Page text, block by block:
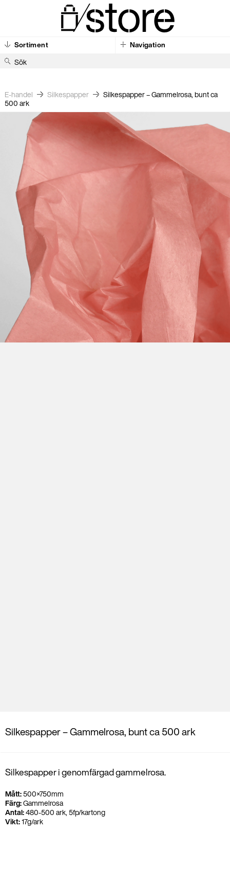
Sortiment Navigation
Sök
E-handel Silkes­papper
Silkespapper – Gammelrosa, bunt ca
500 ark
Silkespapper – Gammelrosa, bunt ca 500 ark
Silkespapper i genomfärgad gammelrosa.
Mått:500×750mm
Färg:Gammelrosa
Antal:480-500 ark, 5fp/kartong
Vikt:17g/ark